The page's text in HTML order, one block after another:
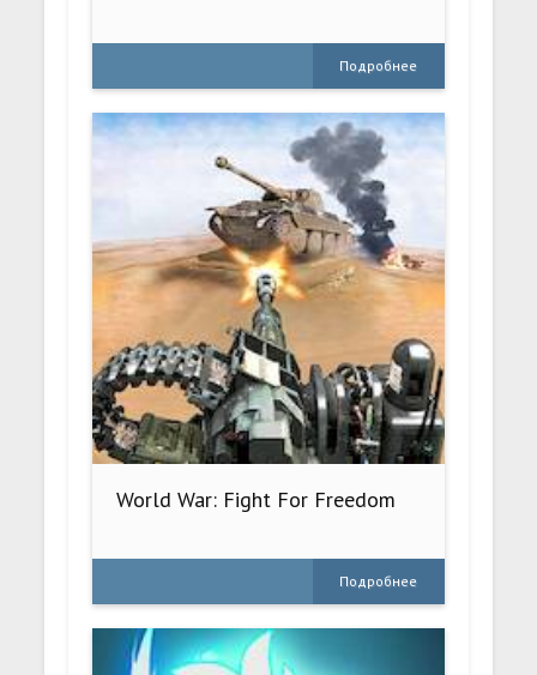
Подробнее
World War: Fight For Freedom
Подробнее